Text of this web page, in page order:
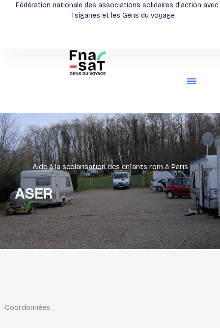
Fédération nationale des associations solidaires d'action avec
Tsiganes et les Gens du voyage
Aide à la scolarisation des enfants rom à Paris
ASER
Coordonnées